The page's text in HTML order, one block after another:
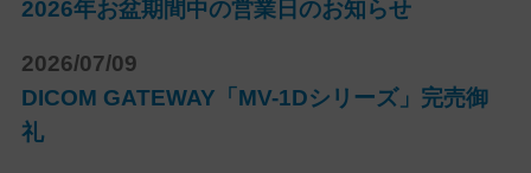
2026年お盆期間中の営業日のお知らせ
2026/07/09
DICOM GATEWAY「MV-1Dシリーズ」完売御
礼